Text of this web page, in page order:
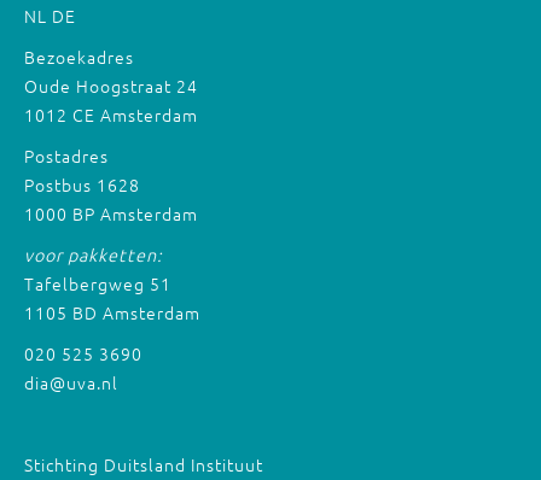
NL DE
Bezoekadres
Oude Hoogstraat 24
1012 CE Amsterdam
Postadres
Postbus 1628
1000 BP Amsterdam
voor pakketten:
Tafelbergweg 51
1105 BD Amsterdam
020 525 3690
dia@uva.nl
Stichting Duitsland Instituut